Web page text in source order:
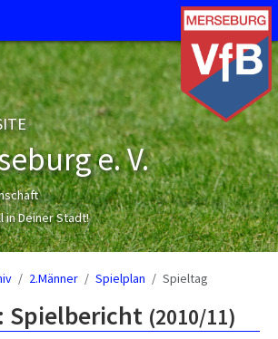
e. V.
in Deiner Stadt!
2.Männer Spielplan Spieltag
Spielbericht (2010/11)